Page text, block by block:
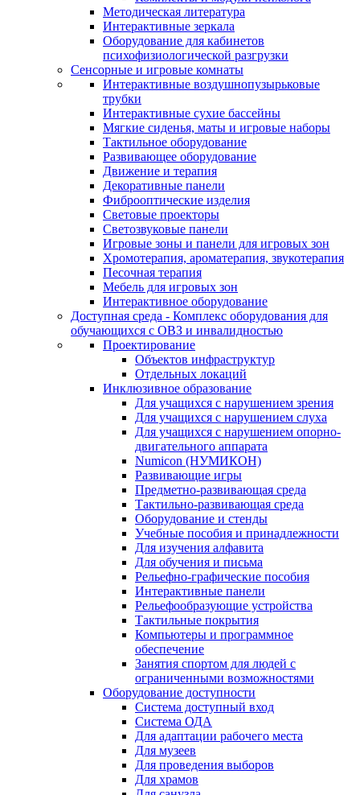
Методическая литература
Интерактивные зеркала
Оборудование для кабинетов
психофизиологической разгрузки
Сенсорные и игровые комнаты
Интерактивные воздушнопузырьковые
трубки
Интерактивные сухие бассейны
Мягкие сиденья, маты и игровые наборы
Тактильное оборудование
Развивающее оборудование
Движение и терапия
Декоративные панели
Фиброоптические изделия
Световые проекторы
Светозвуковые панели
Игровые зоны и панели для игровых зон
Хромотерапия, ароматерапия, звукотерапия
Песочная терапия
Мебель для игровых зон
Интерактивное оборудование
Доступная среда - Комплекс оборудования для
обучающихся с ОВЗ и инвалидностью
Проектирование
Объектов инфраструктур
Отдельных локаций
Инклюзивное образование
Для учащихся с нарушением зрения
Для учащихся с нарушением слуха
Для учащихся с нарушением опорно-
двигательного аппарата
Numicon (НУМИКОН)
Развивающие игры
Предметно-развивающая среда
Тактильно-развивающая среда
Оборудование и стенды
Учебные пособия и принадлежности
Для изучения алфавита
Для обучения и письма
Рельефно-графические пособия
Интерактивные панели
Рельефообразующие устройства
Тактильные покрытия
Компьютеры и программное
обеспечение
Занятия спортом для людей с
ограниченными возможностями
Оборудование доступности
Система доступный вход
Система ОДА
Для адаптации рабочего места
Для музеев
Для проведения выборов
Для храмов